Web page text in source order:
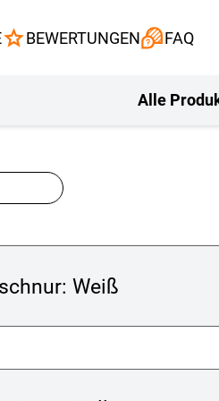
BEWERTUNGEN FAQ
Alle
Weiß